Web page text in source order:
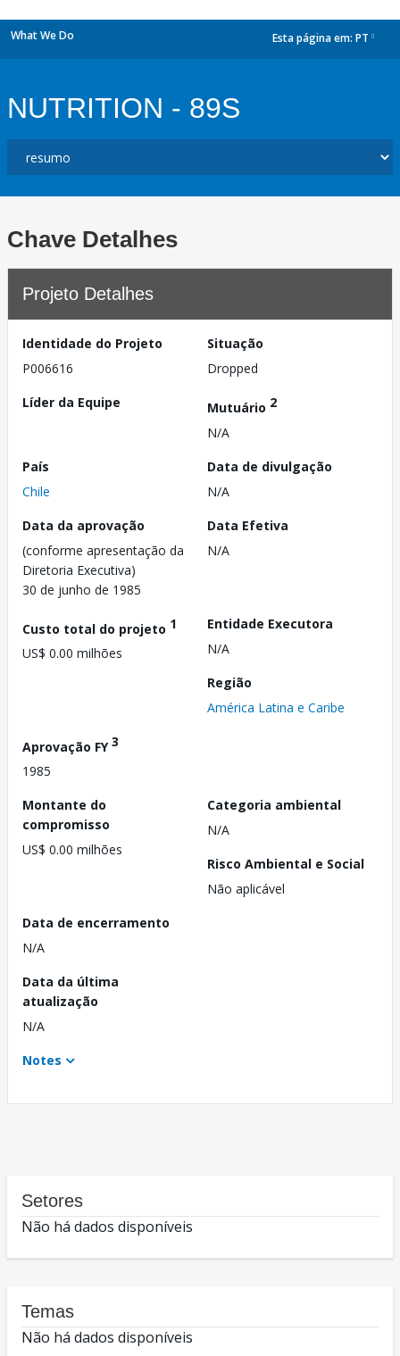
What We Do Esta página em: PT
NUTRITION - 89S
Chave Detalhes
Projeto Detalhes
Identidade do Projeto
P006616
Situação
Dropped
Líder da Equipe
Mutuário 2
N/A
País
Chile
Data de divulgação
N/A
Data da aprovação
(conforme apresentação da
Diretoria Executiva)
30 de junho de 1985
Data Efetiva
N/A
Custo total do projeto 1
US$ 0.00 milhões
Entidade Executora
N/A
Região
América Latina e Caribe
Aprovação FY3
1985
Montante do
compromisso
US$ 0.00 milhões
Categoria ambiental
N/A
Risco Ambiental e Social
Não aplicável
Data de encerramento
N/A
Data da última
atualização
N/A
Notes
Setores
Não há dados disponíveis
Temas
Não há dados disponíveis